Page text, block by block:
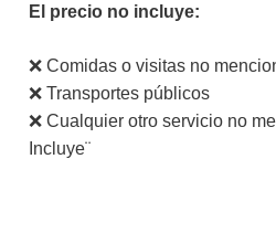
El precio no incluye:
❌ Comidas o visitas no
❌ Transportes públicos
❌ Cualquier otro servicio no
Incluye¨